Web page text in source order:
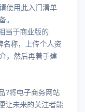
使用此入门清单
。
当于商业版的
名称，上传个人资
，然后再着手建
?将电子商务网站
让未来的关注者能